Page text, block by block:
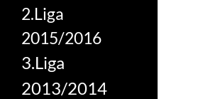
2.Liga
2015/2016
3.Liga
2013/2014